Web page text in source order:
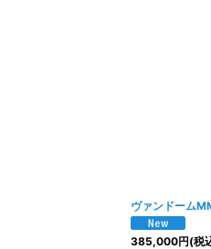
ヴァンドーム
385,000円(税